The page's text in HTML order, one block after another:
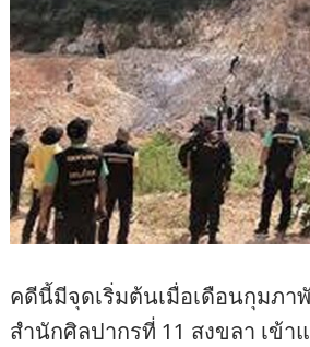
คดีนี้มีจุดเริ่มต้นเมื่อเดือนกุมภา
สำนักศิลปากรที่ 11 สงขลา เข้า